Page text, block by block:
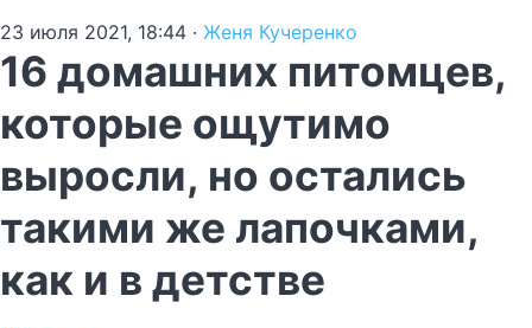
23 июля 2021, 18:44 · Женя Кучеренко
16 домашних питомцев,
которые ощутимо
выросли, но остались
такими же лапочками,
как и в детстве